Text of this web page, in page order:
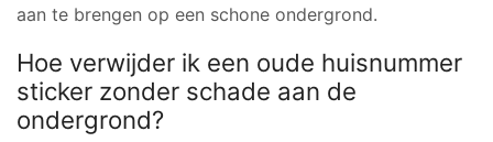
aan te brengen op een schone ondergrond.
Hoe verwijder ik een oude huisnummer
sticker zonder schade aan de
ondergrond?